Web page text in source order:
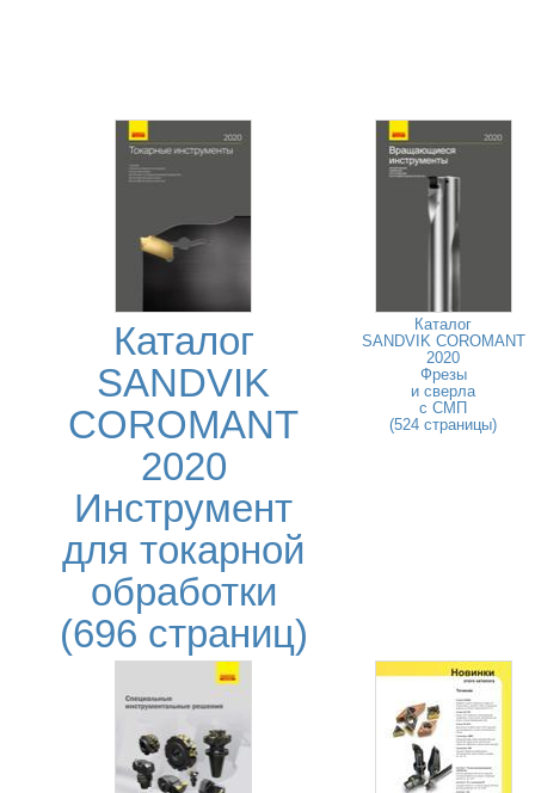
Каталог
SANDVIK
COROMANT
2020
Инструмент
для токарной
обработки
(696 страниц)
Каталог
SANDVIK COROMANT
2020
Фрезы
и сверла
с СМП
(524 страницы)